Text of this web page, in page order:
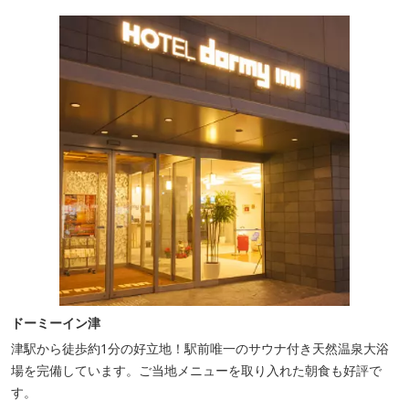
ドーミーイン津
津駅から徒歩約1分の好立地！駅前唯一のサウナ付き天然温泉大浴
場を完備しています。ご当地メニューを取り入れた朝食も好評で
す。